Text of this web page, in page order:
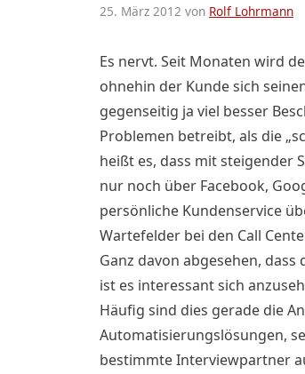
25. März 2012 von Rolf Lohrmann
Es nervt. Seit Monaten wird
ohnehin der Kunde sich
gegenseitig ja viel besser
Problemen betreibt, als die
heißt es, dass mit steigender
nur noch über Facebook,
persönliche Kundenservice
Wartefelder bei den Call
Ganz davon abgesehen,
ist es interessant sich
Häufig sind dies gerade die
Automatisierungslösungen,
bestimmte Interviewpartner